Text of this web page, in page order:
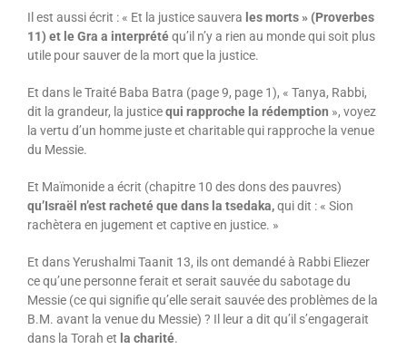
Il est aussi écrit : « Et la justice sauvera les morts » (Proverbes
11) et le Gra a interprétéqu’il n’y a rien au monde qui soit plus
utile pour sauver de la mort que la justice.
Et dans le Traité Baba Batra (page 9, page 1), « Tanya, Rabbi,
dit la grandeur, la justicequi rapproche la rédemption », voyez
la vertu d’un homme juste et charitable qui rapproche la venue
du Messie.
Et Maïmonide a écrit (chapitre 10 des dons des pauvres)
qu’Israël n’est racheté que dans la tsedaka,qui dit : « Sion
rachètera en jugement et captive en justice. »
Et dans Yerushalmi Taanit 13, ils ont demandé à Rabbi Eliezer
ce qu’une personne ferait et serait sauvée du sabotage du
Messie (ce qui signifie qu’elle serait sauvée des problèmes de la
B.M. avant la venue du Messie) ? Il leur a dit qu’il s’engagerait
dans la Torah et la charité.